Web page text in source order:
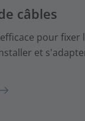
câbles
pour fixer
et